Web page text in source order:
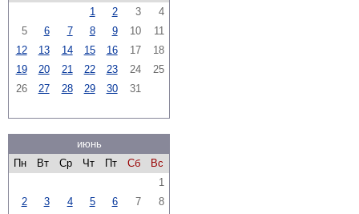
1
2 3
4
5
6 7 8 9 10
11
12
13 14 15 16 17
18
19
20 21 22 23 24
25
26
27 28 29 30 31
июнь
Пн
Вт Ср Чт Пт Сб
Вс
1
2
3 4 5 6 7
8